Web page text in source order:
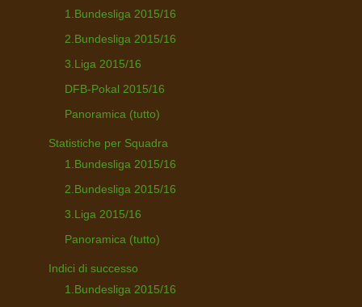
1.Bundesliga 2015/16
2.Bundesliga 2015/16
3.Liga 2015/16
DFB-Pokal 2015/16
Panoramica (tutto)
Statistiche per Squadra
1.Bundesliga 2015/16
2.Bundesliga 2015/16
3.Liga 2015/16
Panoramica (tutto)
Indici di successo
1.Bundesliga 2015/16